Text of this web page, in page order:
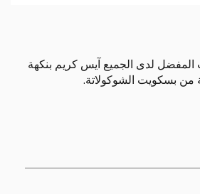
لدى الجميع آيس كريم بنكهة
من بسكويت الشوكولاتة.